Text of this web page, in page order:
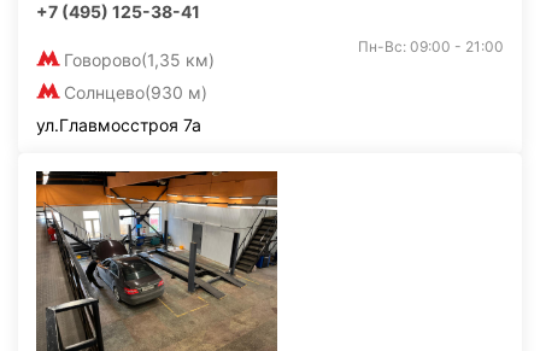
+7 (495) 125-38-41
Говорово(1,35 км)
Солнцево(930 м)
Пн-Вс: 09:00 - 21:00
ул.Главмосстроя 7а